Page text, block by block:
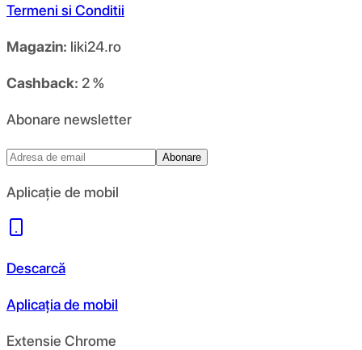
Termeni si Conditii
Magazin: liki24.ro
Cashback: 2 %
Abonare newsletter
Abonare
Aplicație de mobil
Descarcă
Aplicația de mobil
Extensie Chrome